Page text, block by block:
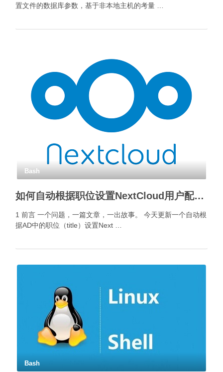
置文件的数据库参数，基于非本地主机的考量 …
Bash
如何自动根据职位设置NextCloud用户配额？
1 前言 一个问题，一篇文章，一出故事。 今天更新一个自动根
据AD中的职位（title）设置Next …
Bash